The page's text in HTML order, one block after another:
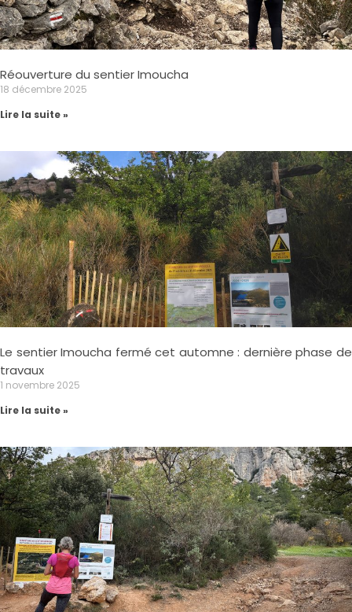
Réouverture du sentier Imoucha
18 décembre 2025
Lire la suite »
Le sentier Imoucha fermé cet automne : dernière phase de
travaux
1 novembre 2025
Lire la suite »